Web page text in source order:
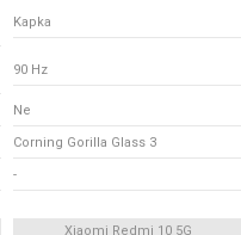
Kapka
90 Hz
Ne
Corning Gorilla Glass 3
-
Xiaomi Redmi 10 5G